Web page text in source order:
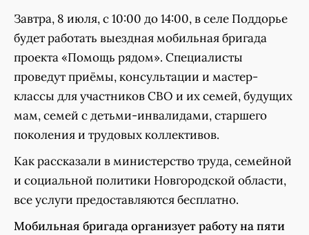
Завтра, 8 июля, с 10:00 до 14:00, в селе Поддорье
будет работать выездная мобильная бригада
проекта «Помощь рядом». Специалисты
проведут приёмы, консультации и мастер-
классы для участников СВО и их семей, будущих
мам, семей с детьми-инвалидами, старшего
поколения и трудовых коллективов.
Как рассказали в министерство труда, семейной
и социальной политики Новгородской области,
все услуги предоставляются бесплатно.
Мобильная бригада организует работу на пяти